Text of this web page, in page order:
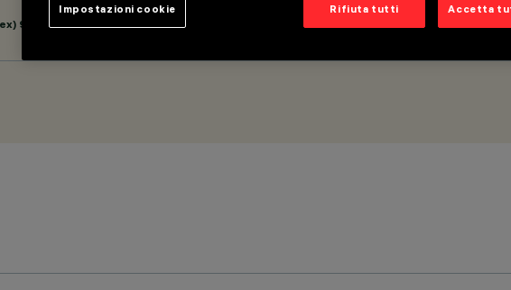
98
Rifiuta tutti Accetta
Impostazioni cookie